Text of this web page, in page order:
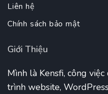
Liên hệ
Chính sách bảo mật
Giới Thiệu
Mình là Kensfi, công
trình website,